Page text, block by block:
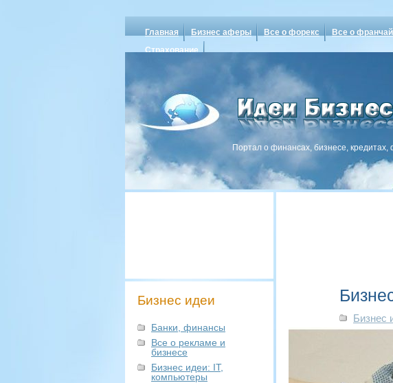
Главная Бизнес аферы Все о форекс Все о
Страхование
Портал о финансах, бизнесе, кредитах,
Бизнес идеи
Банки, финансы
Все о рекламе и
бизнесе
Бизнес идеи: IT,
компьютеры
Бизнес